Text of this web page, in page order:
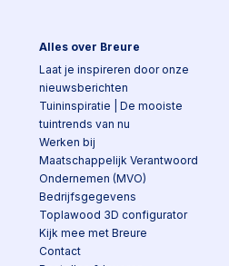
Alles over Breure
Laat je inspireren door onze
nieuwsberichten
Tuininspiratie | De mooiste
tuintrends van nu
Werken bij
Maatschappelijk Verantwoord
Ondernemen (MVO)
Bedrijfsgegevens
Toplawood 3D configurator
Kijk mee met Breure
Contact